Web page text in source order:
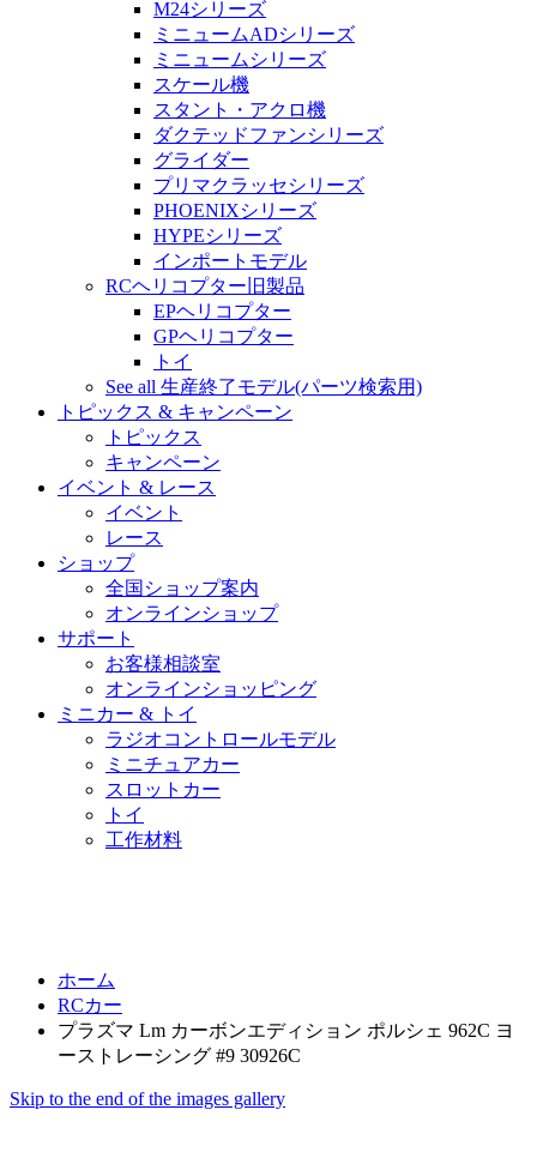
M24シリーズ
ミニュームADシリーズ
ミニュームシリーズ
スケール機
スタント・アクロ機
ダクテッドファンシリーズ
グライダー
プリマクラッセシリーズ
PHOENIXシリーズ
HYPEシリーズ
インポートモデル
RCヘリコプター旧製品
EPヘリコプター
GPヘリコプター
トイ
See all 生産終了モデル(パーツ検索用)
トピックス & キャンペーン
トピックス
キャンペーン
イベント & レース
イベント
レース
ショップ
全国ショップ案内
オンラインショップ
サポート
お客様相談室
オンラインショッピング
ミニカー & トイ
ラジオコントロールモデル
ミニチュアカー
スロットカー
トイ
工作材料
ホーム
RCカー
プラズマ Lm カーボンエディション ポルシェ 962C ヨ
ーストレーシング #9 30926C
Skip to the end of the images gallery